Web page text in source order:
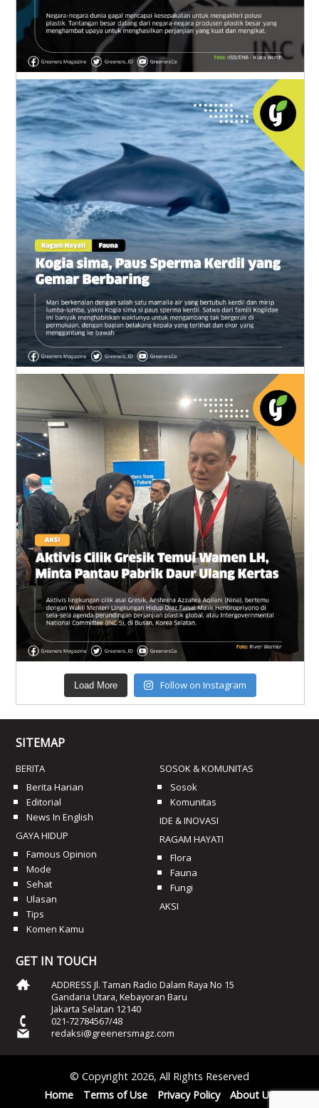
Load More Follow on Instagram
SITEMAP
BERITA
Berita Harian
Editorial
News In English
GAYA HIDUP
Famous Opinion
Mode
Sehat
Ulasan
Tips
Komen Kamu
SOSOK & KOMUNITAS
Sosok
Komunitas
IDE & INOVASI
RAGAM HAYATI
Flora
Fauna
Fungi
AKSI
GET IN TOUCH
ADDRESS Jl. Taman Radio Dalam Raya No 15
Gandaria Utara, Kebayoran Baru
Jakarta Selatan 12140
021-72784567/48
redaksi@greenersmagz.com
© Copyright 2026, All Rights Reserved
Home
Terms of Use Privacy Policy About Us